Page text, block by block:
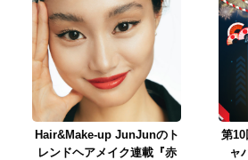
Hair&Make-up JunJunのト
レンドヘアメイク連載『赤
第
ャ